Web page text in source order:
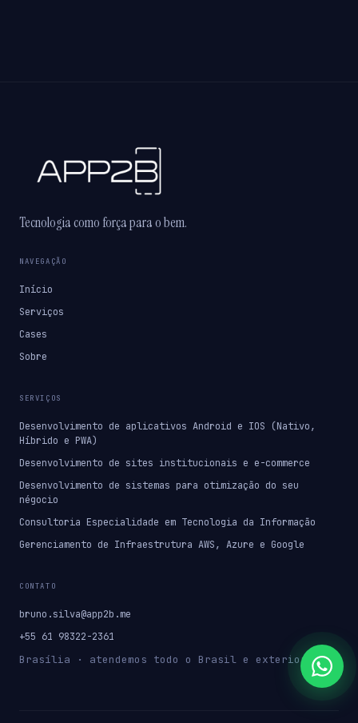
Tecnologia como força para o bem.
NAVEGAÇÃO
Início
Serviços
Cases
Sobre
SERVIÇOS
Desenvolvimento de aplicativos Android e IOS (Nativo,
Híbrido e PWA)
Desenvolvimento de sites institucionais e e-commerce
Desenvolvimento de sistemas para otimização do seu
négocio
Consultoria Especialidade em Tecnologia da Informação
Gerenciamento de Infraestrutura AWS, Azure e Google
CONTATO
bruno.silva@app2b.me
+55 61 98322-2361
Brasília · atendemos todo o Brasil e exterior